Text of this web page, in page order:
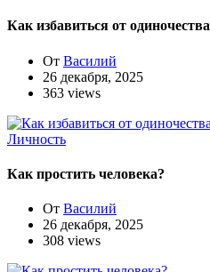
Как избавиться от одиночества
От Василий
26 декабря, 2025
363 views
Личность
Как простить человека?
От Василий
26 декабря, 2025
308 views